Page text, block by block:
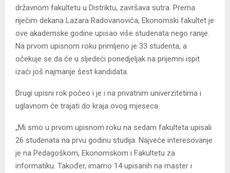
državnom fakultetu u Distriktu, završava sutra. Prema
riječim dekana Lazara Radovanovića, Ekonomski fakultet je
ove akademske godine upisao više studenata nego ranije.
Na prvom upisnom roku primljeno je 33 studenta, a
očekuje se da će u sljedeći ponedjeljak na prijemni ispit
izaći još najmanje šest kandidata.
Drugi upisni rok počeo i je i na privatnim univerzitetima i
uglavnom će trajati do kraja ovog mjeseca.
„Mi smo u prvom upisnom roku na sedam fakulteta upisali
26 studenata na prvu godinu studija. Najveće interesovanje
je na Pedagoškom, Ekonomskom i Fakultetu za
informatiku. Također, imamo 14 upisanih na master i